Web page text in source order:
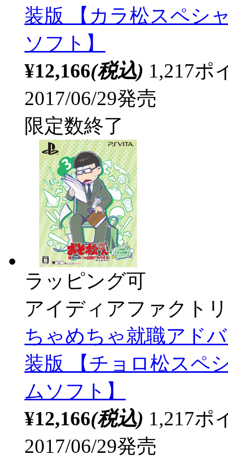
装版 【カラ松スペシ
ソフト】
¥12,166(税込) 1,217ポ
2017/06/29発売
限定数終了
ラッピング可
アイディアファクト
ちゃめちゃ就職アド
装版 【チョロ松スペ
ムソフト】
¥12,166(税込) 1,217ポ
2017/06/29発売